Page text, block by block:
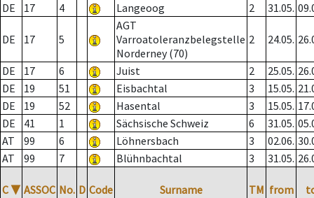
DE
17 4 Langeoog 2 31.05.
DE 17 5
AGT
Varroatoleranzbelegstelle
Norderney (70)
2 24.05.
DE 17 6 Juist 2 25.05.
DE
19 51 Eisbachtal 3 15.05.
DE
19 52 Hasental 3 15.05.
DE
41 1 Sächsische Schweiz 6 31.05.
AT
99 6 Löhnersbach 3 02.06.
AT
99 7 Blühnbachtal 3 31.05.
C ▼ ASSOC No. D Code Surname TM from